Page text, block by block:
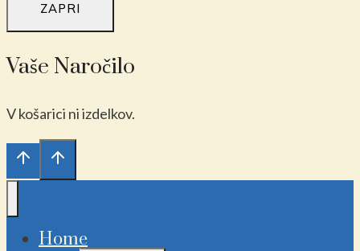
ZAPRI
Vaše Naročilo
V košarici ni izdelkov.
Home